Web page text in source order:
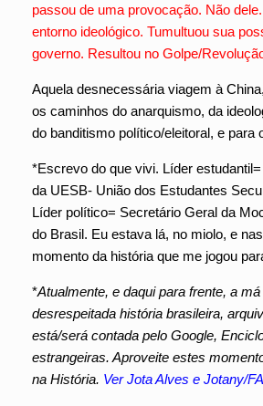
passou de uma provocação. Não
entorno ideológico. Tumultuou sua
governo. Resultou no Golpe/
Aquela desnecessária viagem à
os caminhos do anarquismo, da
do banditismo político/eleitoral, e para
*Escrevo do que vivi. Líder
da UESB- União dos Estudantes
Líder político= Secretário Geral da
do Brasil. Eu estava lá, no miolo, e
momento da história que me jogou
*Atualmente, e daqui para frente, a
desrespeitada história brasileira,
está/será contada pelo Google,
estrangeiras. Aproveite estes
na História. Ver Jota Alves e Jotany/